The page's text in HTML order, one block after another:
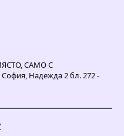
САМО С
Надежда 2 бл. 272 -